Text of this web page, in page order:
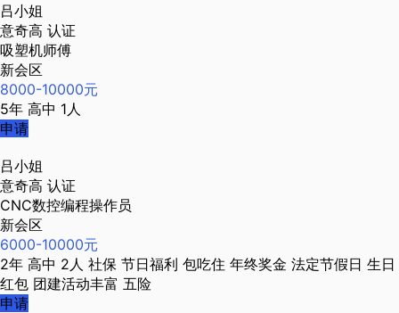
吕小姐
意奇高 认证
吸塑机师傅
新会区
8000-10000元
5年 高中 1人
申请
吕小姐
意奇高 认证
CNC数控编程操作员
新会区
6000-10000元
2年 高中 2人 社保 节日福利 包吃住 年终奖金 法定节假日 生日
红包 团建活动丰富 五险
申请